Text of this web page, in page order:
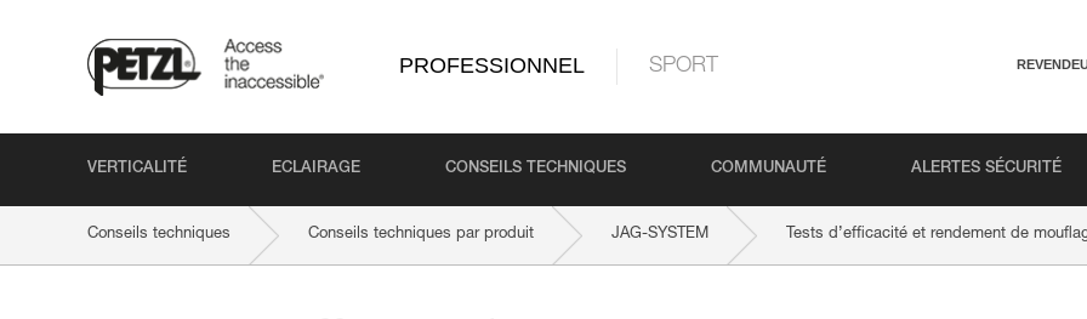
PROFESSIONNEL SPORT
VERTICALITÉ ECLAIRAGE CONSEILS TECHNIQUES COMMUNAUTÉ ALERTES SÉCURITÉ
Conseils techniques Conseils techniques par produit JAG-SYSTEM Tests d’efficacité et rendement de